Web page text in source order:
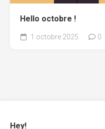
Hello octobre !
1 octobre 2025 0
Hey!